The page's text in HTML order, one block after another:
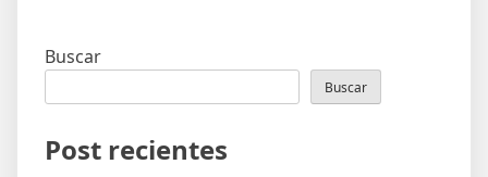
Buscar
Buscar
Post recientes